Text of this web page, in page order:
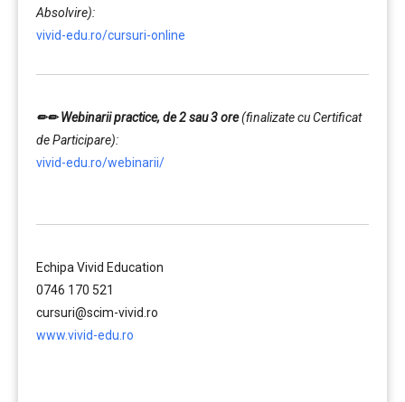
Absolvire):
vivid-edu.ro/cursuri-online
✏✏Webinarii practice, de 2 sau 3 ore(finalizate cu Certificat
de Participare):
vivid-edu.ro/webinarii/
Echipa Vivid Education
0746 170 521
cursuri@scim-vivid.ro
www.vivid-edu.ro